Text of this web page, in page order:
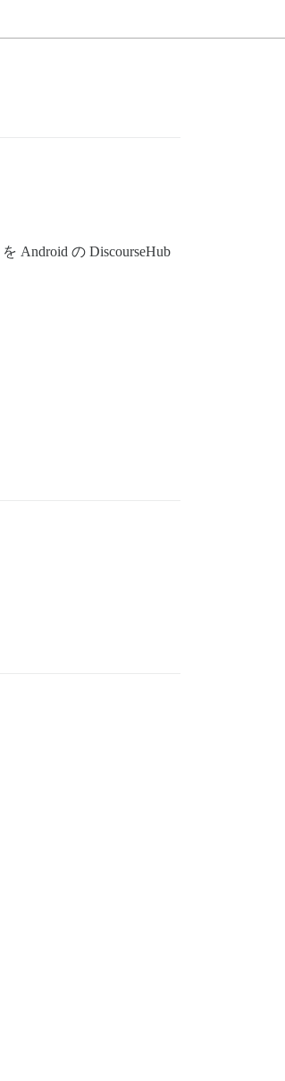
を Android の DiscourseHub